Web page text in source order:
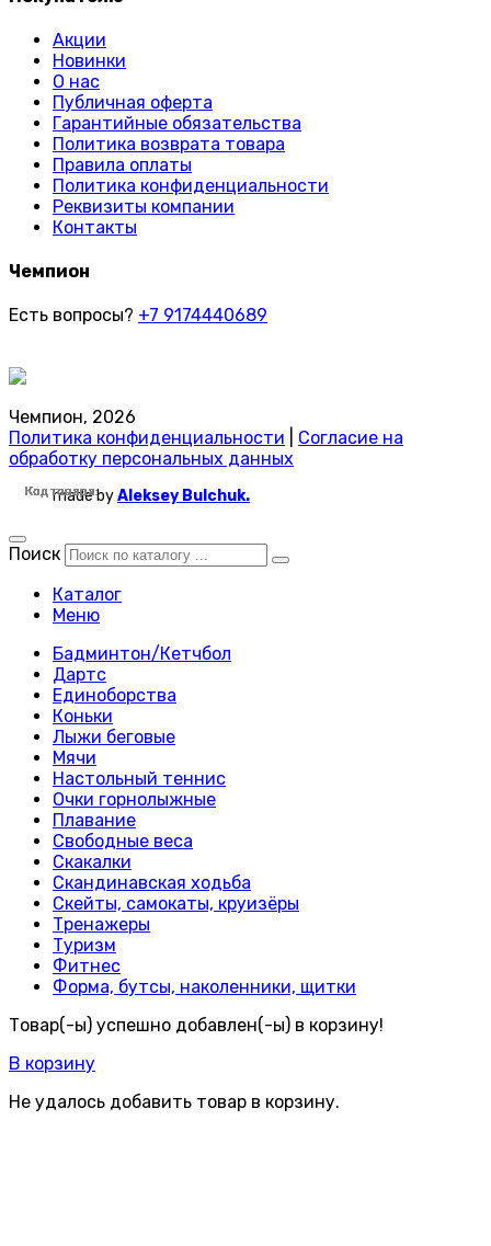
Код товара:
Код товара:
Код товара:
Код товара:
Код товара:
Код товара:
Код товара:
Код товара:
Код товара:
Код товара:
Код товара:
Код товара:
Код товара:
Код товара:
Код товара:
Код товара:
Код товара:
Код товара:
Код товара:
Код товара:
Код товара:
Код товара:
Код товара:
Код товара:
Акции
Новинки
О нас
Публичная оферта
Гарантийные обязательства
Политика возврата товара
Правила оплаты
Политика конфиденциальности
Реквизиты компании
Контакты
Чемпион
Есть вопросы? +7 9174440689
Чемпион, 2026
Политика конфиденциальности
Согласие на
обработку персональных данных
made byAleksey Bulchuk.
Поиск
Каталог
Меню
Бадминтон/Кетчбол
Дартс
Единоборства
Коньки
Лыжи беговые
Мячи
Настольный теннис
Очки горнолыжные
Плавание
Свободные веса
Скакалки
Скандинавская ходьба
Скейты, самокаты, круизёры
Тренажеры
Туризм
Фитнес
Форма, бутсы, наколенники, щитки
Товар(-ы) успешно добавлен(-ы) в корзину!
В корзину
Не удалось добавить товар в корзину.